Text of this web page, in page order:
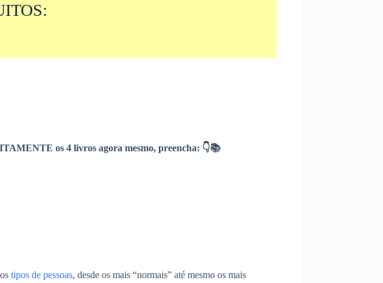
os 4 livros agora mesmo, preencha: 👇📚
tipos de pessoas, desde os mais “normais” até mesmo os mais